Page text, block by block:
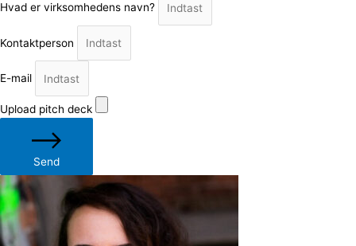
Hvad er virksomhedens navn?
Kontaktperson
E-mail
Upload pitch deck
Send